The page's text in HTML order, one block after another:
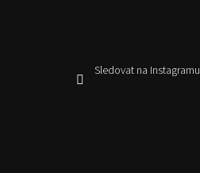
Sledovat na Instagramu